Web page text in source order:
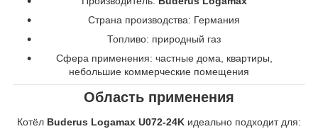
Страна производства: Германия
Топливо: природный газ
Сфера применения: частные дома, квартиры,
небольшие коммерческие помещения
Область применения
Котёл Buderus Logamax U072-24K идеально подходит для: